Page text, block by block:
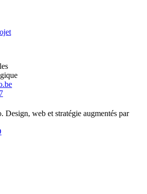
web et stratégie augmentés par